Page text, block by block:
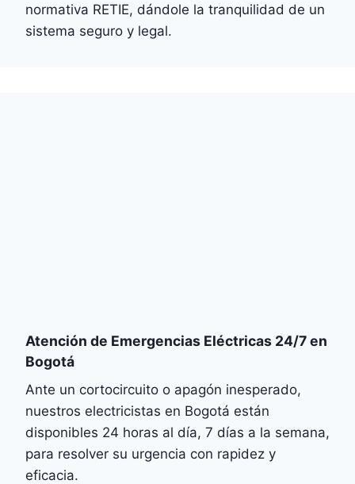
normativa RETIE, dándole la tranquilidad de un
sistema seguro y legal.
Atención de Emergencias Eléctricas 24/7 en
Bogotá
Ante un cortocircuito o apagón inesperado,
nuestros electricistas en Bogotá están
disponibles 24 horas al día, 7 días a la semana,
para resolver su urgencia con rapidez y
eficacia.